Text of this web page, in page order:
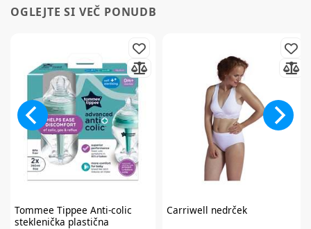
OGLEJTE SI VEČ PONUDB
Tommee Tippee Anti-colic
steklenička plastična
Carriwell nedrček